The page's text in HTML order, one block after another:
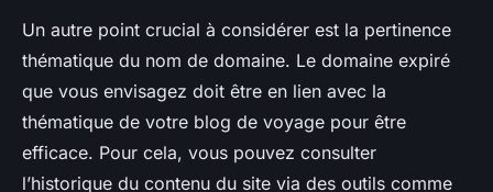
Un autre point crucial à considérer est la pertinence
thématique du nom de domaine. Le domaine expiré
que vous envisagez doit être en lien avec la
thématique de votre blog de voyage pour être
efficace. Pour cela, vous pouvez consulter
l’historique du contenu du site via des outils comme